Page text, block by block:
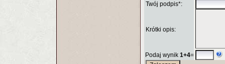
Twój podpis*:
Krótki opis:
Podaj wynik 1+4=